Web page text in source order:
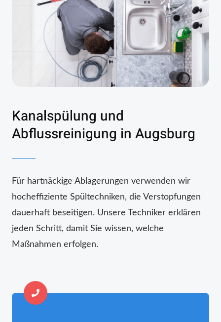
Kanalspülung und
Abflussreinigung in Augsburg
Für hartnäckige Ablagerungen verwenden wir
hocheffiziente Spültechniken, die Verstopfungen
dauerhaft beseitigen. Unsere Techniker erklären
jeden Schritt, damit Sie wissen, welche
Maßnahmen erfolgen.